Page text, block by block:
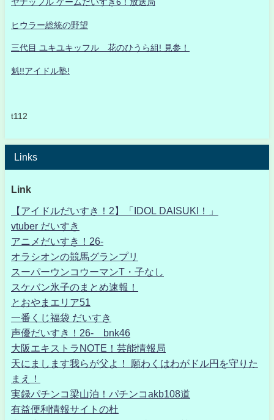
ヤナッフル ゲームだいすき6！放送局
ヒウラー総統の野望
三代目 ユキユキッフル 花のひうら組! 見参！
魁!!アイドル塾!
t112
Links
Link
【アイドルだいすき！2】「IDOL DAISUKI！」
vtuber だいすき
アニメだいすき！26-
オラシオンの競馬グランプリ
スーパーウンコウーマンT・子なし
スケバン氷子のまとめ速報！
とおやまエリア51
一番くじ福袋 だいすき
声優だいすき！26- bnk46
大阪エキストラNOTE！芸能情報局
天にまします我らが父よ！ 願わくはわがドル円を守りた
まえ！
実録パチンコ梁山泊！パチンコakb108道
有益便利情報サイトの杜